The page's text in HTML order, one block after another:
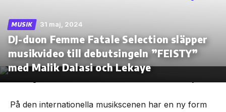
Skip
the
MUSIK 31 maj, 2024
DJ-duon Femme Fatale Selection släpper
musikvideo till debutsingeln ”FEISTY”
med Malik Dalasi och Lekaye
På den internationella musikscenen har en ny form